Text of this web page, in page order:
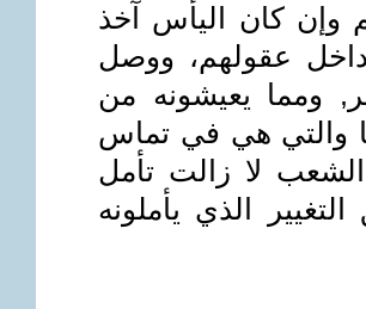
وإن كان اليأس آخذ
عقولهم، ووصل
ومما يعيشونه من
والتي هي في تماس
لا زالت تأمل
الذي يأملونه